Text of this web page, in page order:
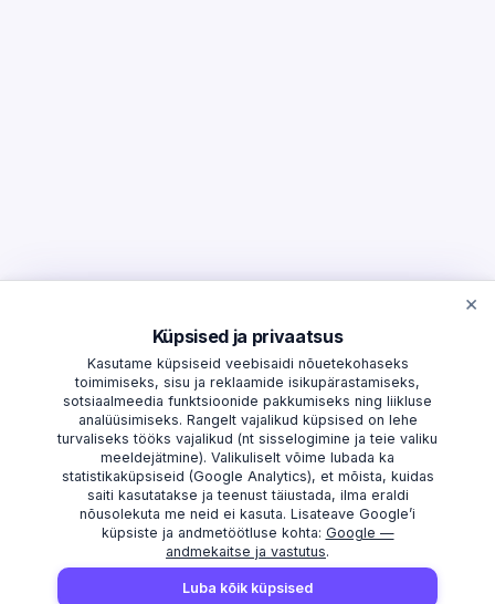
AVASTAMA MAAKONNAD
×
Küpsised ja privaatsus
Kasutame küpsiseid veebisaidi nõuetekohaseks
toimimiseks, sisu ja reklaamide isikupärastamiseks,
sotsiaalmeedia funktsioonide pakkumiseks ning liikluse
analüüsimiseks. Rangelt vajalikud küpsised on lehe
turvaliseks tööks vajalikud (nt sisselogimine ja teie valiku
meeldejätmine). Valikuliselt võime lubada ka
statistikaküpsiseid (Google Analytics), et mõista, kuidas
saiti kasutatakse ja teenust täiustada, ilma eraldi
nõusolekuta me neid ei kasuta. Lisateave Google’i
küpsiste ja andmetöötluse kohta: Google —
andmekaitse ja vastutus.
Luba kõik küpsised